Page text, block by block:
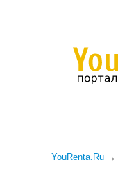
YouRenta.Ru →